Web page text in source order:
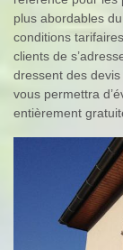
plus abordables
conditions
clients de
dressent des
vous permettra
entièrement